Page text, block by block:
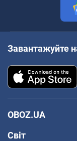
Завантажуйте
OBOZ.UA
Світ